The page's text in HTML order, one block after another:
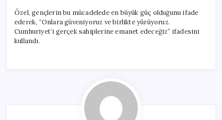
Özel, gençlerin bu mücadelede en büyük güç olduğunu ifade
ederek, “Onlara güveniyoruz ve birlikte yürüyoruz.
Cumhuriyet’i gerçek sahiplerine emanet edeceğiz” ifadesini
kullandı.